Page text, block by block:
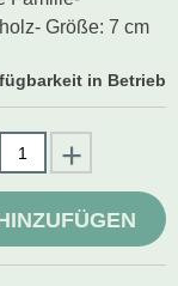
Größe: 7 cm
in Betrieb